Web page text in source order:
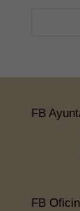
FB
FB